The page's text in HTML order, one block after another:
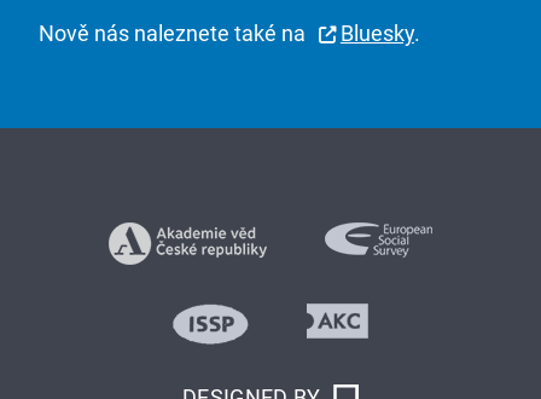
Nově nás naleznete také na Bluesky.